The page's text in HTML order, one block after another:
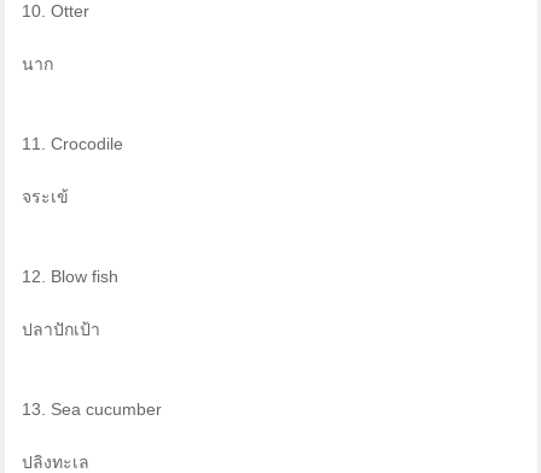
10. Otter
นาก
11. Crocodile
จระเข้
12. Blow fish
ปลาปักเป้า
13. Sea cucumber
ปลิงทะเล